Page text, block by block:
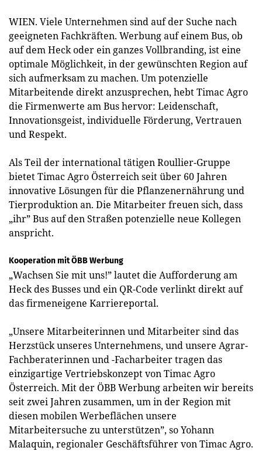
WIEN. Viele Unternehmen sind auf der Suche nach
geeigneten Fachkräften. Werbung auf einem Bus, ob
auf dem Heck oder ein ganzes Vollbranding, ist eine
optimale Möglichkeit, in der gewünschten Region auf
sich aufmerksam zu machen. Um potenzielle
Mitarbeitende direkt anzusprechen, hebt Timac Agro
die Firmenwerte am Bus hervor: Leidenschaft,
Innovationsgeist, individuelle Förderung, Vertrauen
und Respekt.
Als Teil der international tätigen Roullier-Gruppe
bietet Timac Agro Österreich seit über 60 Jahren
innovative Lösungen für die Pflanzenernährung und
Tierproduktion an. Die Mitarbeiter freuen sich, dass
„ihr” Bus auf den Straßen potenzielle neue Kollegen
anspricht.
Kooperation mit ÖBB Werbung
„Wachsen Sie mit uns!” lautet die Aufforderung am
Heck des Busses und ein QR-Code verlinkt direkt auf
das firmeneigene Karriereportal.
„Unsere Mitarbeiterinnen und Mitarbeiter sind das
Herzstück unseres Unternehmens, und unsere Agrar-
Fachberaterinnen und -Facharbeiter tragen das
einzigartige Vertriebskonzept von Timac Agro
Österreich. Mit der ÖBB Werbung arbeiten wir bereits
seit zwei Jahren zusammen, um in der Region mit
diesen mobilen Werbeflächen unsere
Mitarbeitersuche zu unterstützen”, so Yohann
Malaquin, regionaler Geschäftsführer von Timac Agro.